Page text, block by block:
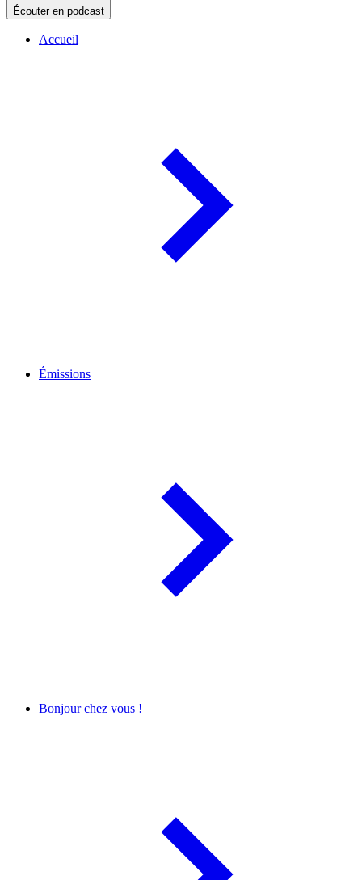
Écouter en podcast
Accueil
Émissions
Bonjour chez vous !